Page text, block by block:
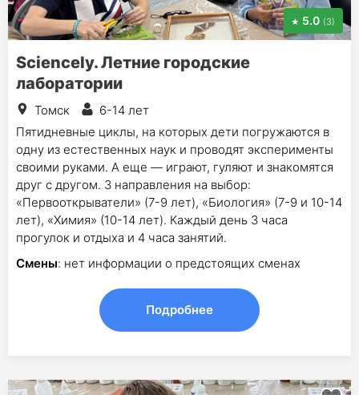
5.0 (3)
Sciencely. Летние городские
лаборатории
Томск
6-14 лет
Пятидневные циклы, на которых дети погружаются в
одну из естественных наук и проводят эксперименты
своими руками. А еще — играют, гуляют и знакомятся
друг с другом. 3 направления на выбор:
«Первооткрыватели» (7-9 лет), «Биология» (7-9 и 10-14
лет), «Химия» (10-14 лет). Каждый день 3 часа
прогулок и отдыха и 4 часа занятий.
Смены: нет информации о предстоящих сменах
Подробнее